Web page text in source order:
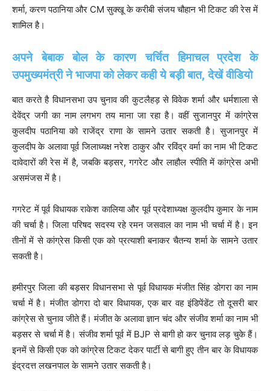
शर्मा, करण पठानिया और CM सुक्खू के करीबी संजय चौहान भी टिकट की रेस में
शामिल है।
अपने बेबाक बोल के कारण चर्चित हिमाचल प्रदेश के
उपमुख्यमंत्री ने भाजपा को लेकर कही ये बड़ी बात, देखें वीडियो
बात करते है विधानसभा उप चुनाव की कुटलैहड़ से विवेक शर्मा और धर्मशाला से
देवेंद्र जगी का नाम लगभग तय माना जा रहा है। वहीं सुजानपुर में कांग्रेस
कुलदीप पठानिया को राजेंद्र राणा के सामने उतार सकती है। सुजानपुर में
कुलदीप के अलावा पूर्व जिलाध्यक्ष नरेश ठाकुर और रविंद्र वर्मा का नाम भी टिकट
दावेदारों की रेस में है, जबकि बड़सर, गगरेट और लाहौल स्पीति में कांग्रेस अभी
असमंजस में है।
गगरेट में पूर्व विधायक राकेश कालिया और पूर्व प्रदेशाध्यक्ष कुलदीप कुमार के नाम
की चर्चा है। जिला परिषद सदस्य रहे रमन जसवाल का नाम भी चर्चा में है। इन
तीनों में से कांग्रेस किसी एक को प्रत्याशी बनाकर चैतन्य शर्मा के सामने उतार
सकती है।
हमीरपुर जिला की बड़सर विधानसभा से पूर्व विधायक मंजीत सिंह डोगरा का नाम
चर्चा में है। मंजीत डोगरा दो बार विधायक, एक बार वह इंडिपेंडेंट तो दूसरी बार
कांग्रेस से चुनाव जीते हैं। मंजीत के अलावा ज्ञान चंद और संजीव शर्मा का नाम भी
बड़सर से चर्चा में है। संजीव शर्मा पूर्व में BJP से बागी हो कर चुनाव लड़ चुके हैं।
इनमें से किसी एक को कांग्रेस टिकट देकर पार्टी से बागी हुए तीन बार के विधायक
इंद्रदत्त लखनपाल के सामने उतार सकती है।